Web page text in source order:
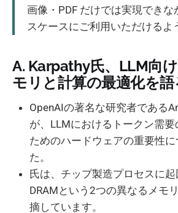
画像・PDF だけでは実現でき
スケースにご利用いただけるよ
A. Karpathy氏、LLM向
モリと計算の最適化を語
OpenAIの著名な研究者である
が、LLMにおけるトークン需
ためのハードウェアの重要性
た。
氏は、チップ製造プロセスに起
DRAMという2つの異なるメモ
摘しています。